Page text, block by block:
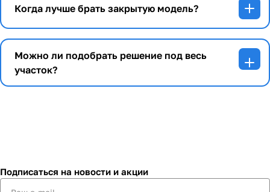
Когда лучше брать закрытую модель?
Можно ли подобрать решение под весь
участок?
Подписаться на новости и акции